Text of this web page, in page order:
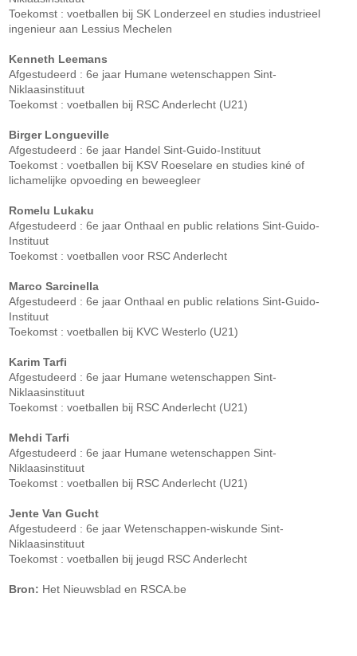
Toekomst : voetballen bij SK Londerzeel en studies industrieel
ingenieur aan Lessius Mechelen
Kenneth Leemans
Afgestudeerd : 6e jaar Humane wetenschappen Sint-
Niklaasinstituut
Toekomst : voetballen bij RSC Anderlecht (U21)
Birger Longueville
Afgestudeerd : 6e jaar Handel Sint-Guido-Instituut
Toekomst : voetballen bij KSV Roeselare en studies kiné of
lichamelijke opvoeding en beweegleer
Romelu Lukaku
Afgestudeerd : 6e jaar Onthaal en public relations Sint-Guido-
Instituut
Toekomst : voetballen voor RSC Anderlecht
Marco Sarcinella
Afgestudeerd : 6e jaar Onthaal en public relations Sint-Guido-
Instituut
Toekomst : voetballen bij KVC Westerlo (U21)
Karim Tarfi
Afgestudeerd : 6e jaar Humane wetenschappen Sint-
Niklaasinstituut
Toekomst : voetballen bij RSC Anderlecht (U21)
Mehdi Tarfi
Afgestudeerd : 6e jaar Humane wetenschappen Sint-
Niklaasinstituut
Toekomst : voetballen bij RSC Anderlecht (U21)
Jente Van Gucht
Afgestudeerd : 6e jaar Wetenschappen-wiskunde Sint-
Niklaasinstituut
Toekomst : voetballen bij jeugd RSC Anderlecht
Bron: Het Nieuwsblad en RSCA.be